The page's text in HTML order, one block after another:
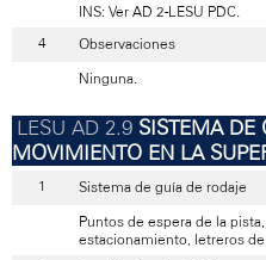
INS: Ver AD 2-LESU PDC.
Observaciones
Ninguna.
SISTEMA DE
MOVIMIENTO EN LA
Sistema de guía de rodaje
Puntos de espera de la
estacionamiento, letreros de